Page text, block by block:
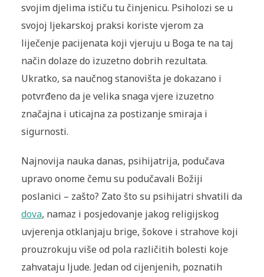
svojim djelima ističu tu činjenicu. Psiholozi se u
svojoj ljekarskoj praksi koriste vjerom za
liječenje pacijenata koji vjeruju u Boga te na taj
način dolaze do izuzetno dobrih rezultata.
Ukratko, sa naučnog stanovišta je dokazano i
potvrđeno da je velika snaga vjere izuzetno
značajna i uticajna za postizanje smiraja i
sigurnosti.
Najnovija nauka danas, psihijatrija, podučava
upravo onome čemu su podučavali Božiji
poslanici – zašto? Zato što su psihijatri shvatili da
dova, namaz i posjedovanje jakog religijskog
uvjerenja otklanjaju brige, šokove i strahove koji
prouzrokuju više od pola različitih bolesti koje
zahvataju ljude. Jedan od cijenjenih, poznatih